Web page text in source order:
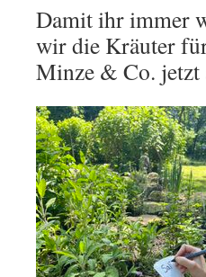
Damit ihr immer
wir die Kräuter
Minze & Co.